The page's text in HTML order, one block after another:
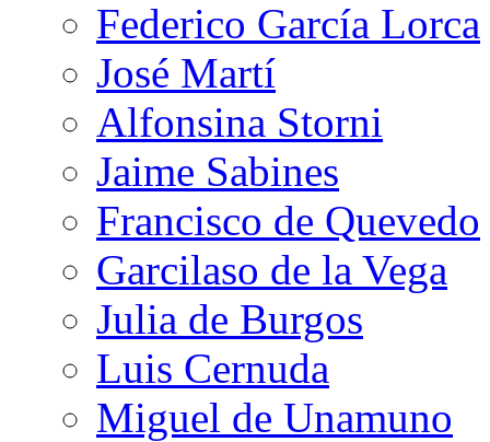
Federico García Lorca
José Martí
Alfonsina Storni
Jaime Sabines
Francisco de Quevedo
Garcilaso de la Vega
Julia de Burgos
Luis Cernuda
Miguel de Unamuno